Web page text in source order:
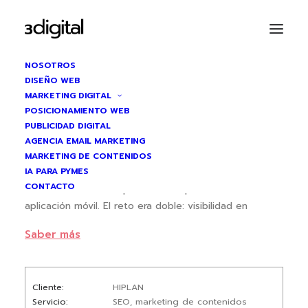
NOSOTROS
DISEÑO WEB
MARKETING DIGITAL
POSICIONAMIENTO WEB
PUBLICIDAD DIGITAL
AGENCIA EMAIL MARKETING
MARKETING DE CONTENIDOS
IA PARA PYMES
CONTACTO
HIPLAN
SEO + ASO
Situación
HIPLAN es una startup madrileña que comercializa una
aplicación móvil. El reto era doble: visibilidad en
apps (ASO).
diferentes, una estrategia que tenía que funcionar en
ambos.
Saber más
Cliente
HIPLAN
Servicio
SEO, marketing de contenidos